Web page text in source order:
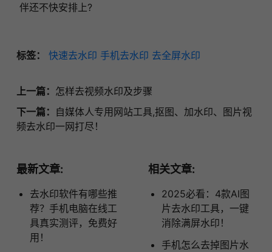
伴还不快安排上?
标签： 快速去水印 手机去水印 去全屏水印
上一篇： 怎样去视频水印及步骤
下一篇： 自媒体人专用网站工具,抠图、加水印、图片视
频去水印一网打尽！
最新文章:
去水印软件有哪些推
荐？手机电脑在线工
具真实测评，免费好
用！
相关文章:
2025必看：4款AI图
片去水印工具，一键
消除满屏水印！
手机怎么去掉图片水